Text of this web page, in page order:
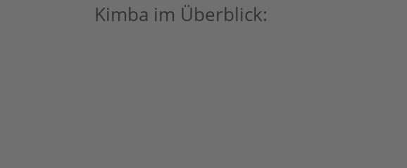
Kimba im Überblick: